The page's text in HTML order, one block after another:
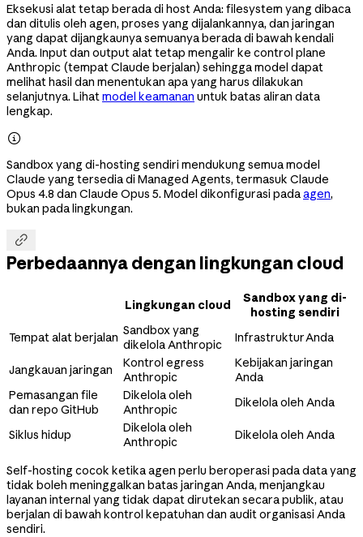
Eksekusi alat tetap berada di host Anda: filesystem yang dibaca
dan ditulis oleh agen, proses yang dijalankannya, dan jaringan
yang dapat dijangkaunya semuanya berada di bawah kendali
Anda. Input dan output alat tetap mengalir ke control plane
Anthropic (tempat Claude berjalan) sehingga model dapat
melihat hasil dan menentukan apa yang harus dilakukan
selanjutnya. Lihatmodel keamanan untuk batas aliran data
lengkap.

Sandbox yang di-hosting sendiri mendukung semua model
Claude yang tersedia di Managed Agents, termasuk Claude
Opus 4.8 dan Claude Opus 5. Model dikonfigurasi padaagen,
bukan pada lingkungan.

Perbedaannya dengan lingkungan cloud
Lingkungan cloud
Sandbox yang di-
hosting sendiri
Tempat alat berjalan Sandbox yang
dikelola Anthropic
Infrastruktur Anda
Jangkauan jaringan
Kontrol egress
Anthropic
Kebijakan jaringan
Anda
Pemasangan file
dan repo GitHub
Dikelola oleh
Anthropic
Dikelola oleh Anda
Siklus hidup
Dikelola oleh
Anthropic
Dikelola oleh Anda
Self-hosting cocok ketika agen perlu beroperasi pada data yang
tidak boleh meninggalkan batas jaringan Anda, menjangkau
layanan internal yang tidak dapat dirutekan secara publik, atau
berjalan di bawah kontrol kepatuhan dan audit organisasi Anda
sendiri.